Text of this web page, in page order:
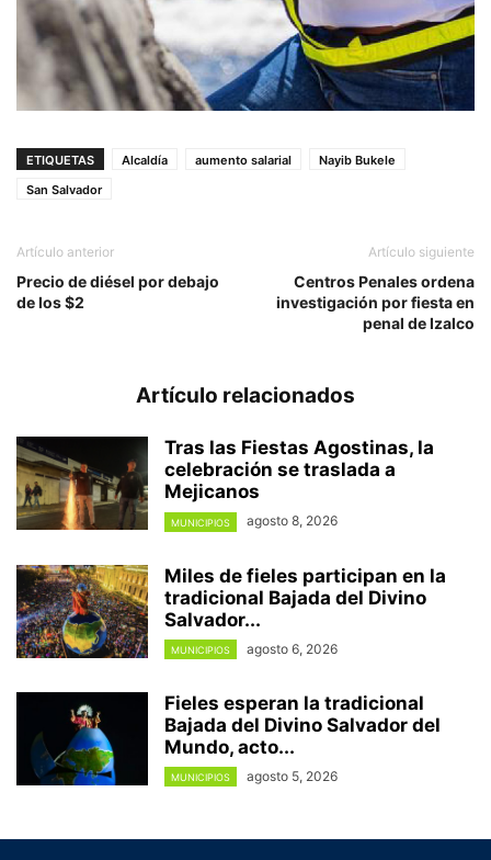
ETIQUETAS Alcaldía aumento salarial
Nayib Bukele
San Salvador
Artículo anterior
Precio de diésel por debajo
de los $2
Artículo siguiente
Centros Penales ordena
investigación por fiesta en
penal de Izalco
Artículo relacionados
Tras las Fiestas Agostinas, la
celebración se traslada a
Mejicanos
MUNICIPIOS agosto 8, 2026
Miles de fieles participan en la
tradicional Bajada del Divino
Salvador...
MUNICIPIOS agosto 6, 2026
Fieles esperan la tradicional
Bajada del Divino Salvador del
Mundo, acto...
MUNICIPIOS agosto 5, 2026